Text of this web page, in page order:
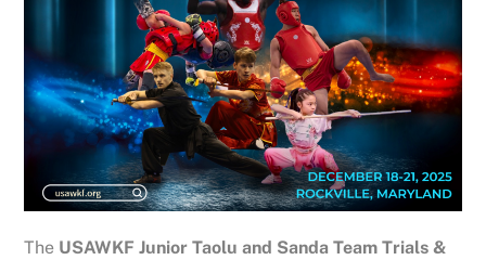
The USAWKF Junior Taolu and Sanda Team Trials &